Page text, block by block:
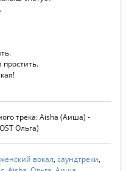
трека: Aisha (Аиша) -
Ольга)
женский вокал, саундтреки,